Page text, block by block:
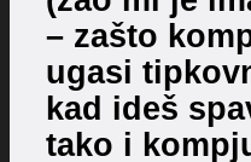
– zašto
ugasi
kad ideš
tako i